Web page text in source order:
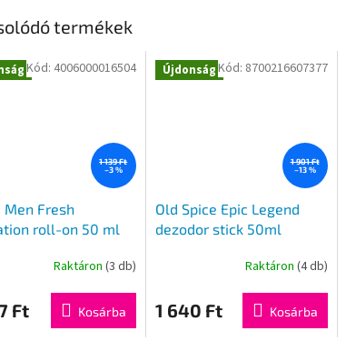
termékek
1 139 Ft
–3 %
Men Fresh
roll-on 50 ml
Raktáron (3 db)
Ft Kosárba
Kód: 4006000016504 Újdonság
1 901 Ft
–13 %
Old Spice Epic Legend
dezodor stick 50ml
Raktáron (4 db)
1 640 Ft Kosárba
Kód: 8700216607377